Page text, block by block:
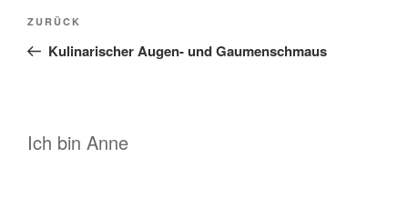
Beitragsnavigation
Vorheriger
Beitrag
ZURÜCK
Kulinarischer Augen- und Gaumenschmaus
Ich bin Anne